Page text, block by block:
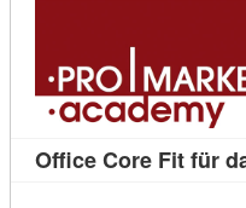
Office Core Fit für